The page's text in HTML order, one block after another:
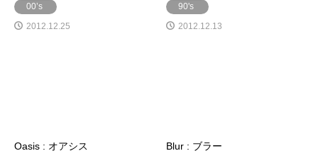
00’s
2012.12.25
90's
2012.12.13
Oasis : オアシス Blur : ブラー